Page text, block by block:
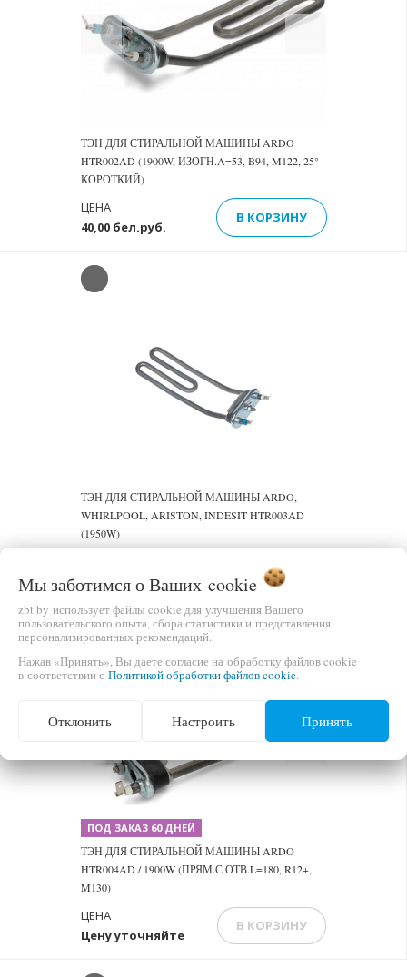
Previous Next
ТЭН ДЛЯ СТИРАЛЬНОЙ МАШИНЫ ARDO
HTR002AD (1900W, ИЗОГН.A=53, B94, M122, 25°
КОРОТКИЙ)
40,00 бел.руб.
ЦЕНА
В КОРЗИНУ
ТЭН ДЛЯ СТИРАЛЬНОЙ МАШИНЫ ARDO,
WHIRLPOOL, ARISTON, INDESIT HTR003AD
(1950W)
40,00 бел.руб.
В КОРЗИНУ
Previous Next
ПОД ЗАКАЗ 60 ДНЕЙ
ТЭН ДЛЯ СТИРАЛЬНОЙ МАШИНЫ ARDO
HTR004AD / 1900W (ПРЯМ.С ОТВ.L=180, R12+,
M130)
Цену уточняйте
ЦЕНА
В КОРЗИНУ
Мы заботимся о Ваших cookie
zbt.by использует файлы cookie для улучшения Вашего
пользовательского опыта, сбора статистики и представления
персонализированных рекомендаций.
Нажав «Принять», Вы даете согласие на обработку файлов cookie
в соответствии с Политикой обработки файлов cookie.
Отклонить Настроить Принять